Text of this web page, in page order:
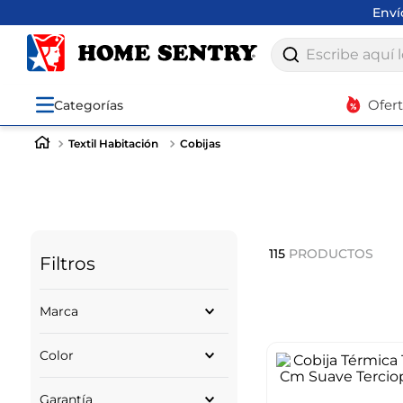
Escribe aquí lo
Categorías
Textil Habitación Cobijas
Filtros
Marca
FENISSA
SIN MARCA
Color
Garantía
115 PRODUCTOS